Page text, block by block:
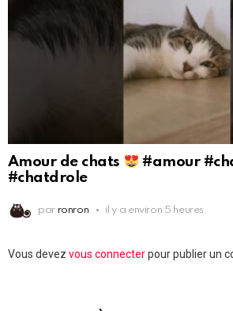
Amour de chats
#amour
#chatdrole
par ronron il y a environ 5 heures
Laisser
Vous devez vous connecterpour publier un